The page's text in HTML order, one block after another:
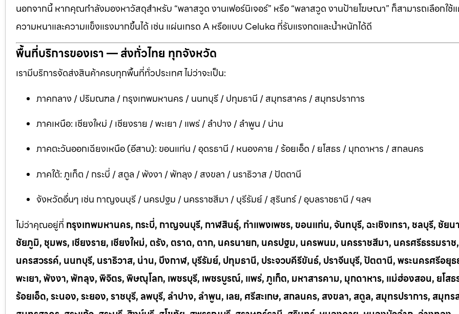
นอกจากนี้ หากคุณกำลังมองหาวัสดุสำหรับ “พลาสวูด งานเฟอร์นิเจอร์” หรือ “พลาสวูด งานป้ายโฆษณา” ก็สามารถเลือกใช้
ความหนาและความแข็งแรงมากขึ้นได้ เช่น แผ่นเกรด A หรือแบบ Celuka ที่รับแรงกดและน้ำหนักได้ดี
พื้นที่บริการของเรา — ส่งทั่วไทย ทุกจังหวัด
เรามีบริการจัดส่งสินค้าครบทุกพื้นที่ทั่วประเทศ ไม่ว่าจะเป็น:
ภาคกลาง / ปริมณฑล / กรุงเทพมหานคร / นนทบุรี / ปทุมธานี / สมุทรสาคร / สมุทรปราการ
ภาคเหนือ: เชียงใหม่ / เชียงราย / พะเยา / แพร่ / ลำปาง / ลำพูน / น่าน
ภาคตะวันออกเฉียงเหนือ (อีสาน): ขอนแก่น / อุดรธานี / หนองคาย / ร้อยเอ็ด / ยโสธร / มุกดาหาร / สกลนคร
ภาคใต้: ภูเก็ต / กระบี่ / สตูล / พังงา / พัทลุง / สงขลา / นราธิวาส / ปัตตานี
จังหวัดอื่นๆ เช่น กาญจนบุรี / นครปฐม / นครราชสีมา / บุรีรัมย์ / สุรินทร์ / อุบลราชธานี / ฯลฯ
ไม่ว่าคุณอยู่ที่ กรุงเทพมหานคร, กระบี่, กาญจนบุรี, กาฬสินธุ์, กำแพงเพชร, ขอนแก่น, จันทบุรี, ฉะเชิงเทรา, ชลบุรี, ชัยน
ชัยภูมิ, ชุมพร, เชียงราย, เชียงใหม่, ตรัง, ตราด, ตาก, นครนายก, นครปฐม, นครพนม, นครราชสีมา, นครศรีธรรมราช,
นครสวรรค์, นนทบุรี, นราธิวาส, น่าน, บึงกาฬ, บุรีรัมย์, ปทุมธานี, ประจวบคีรีขันธ์, ปราจีนบุรี, ปัตตานี, พระนครศรีอยุธ
พะเยา, พังงา, พัทลุง, พิจิตร, พิษณุโลก, เพชรบุรี, เพชรบูรณ์, แพร่, ภูเก็ต, มหาสารคาม, มุกดาหาร, แม่ฮ่องสอน, ยโสธ
ร้อยเอ็ด, ระนอง, ระยอง, ราชบุรี, ลพบุรี, ลำปาง, ลำพูน, เลย, ศรีสะเกษ, สกลนคร, สงขลา, สตูล, สมุทรปราการ, สมุท